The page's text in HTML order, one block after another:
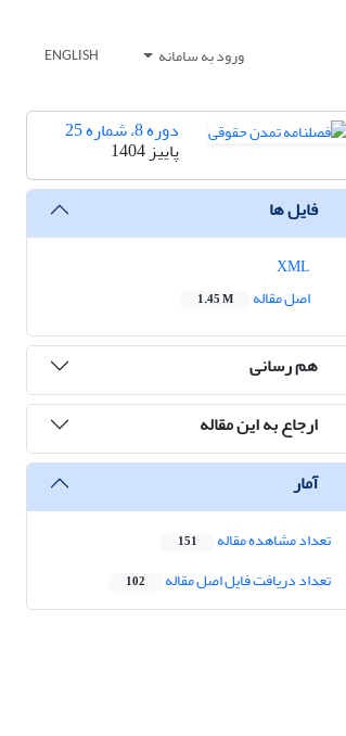
ورود به سامانه ENGLISH
دوره 8، شماره 25
پاییز 1404
فایل ها
اصل مقاله
1.45 M
هم رسانی
ارجاع به این مقاله
آمار
تعداد مشاهده مقاله 151
تعداد دریافت فایل اصل مقاله 102